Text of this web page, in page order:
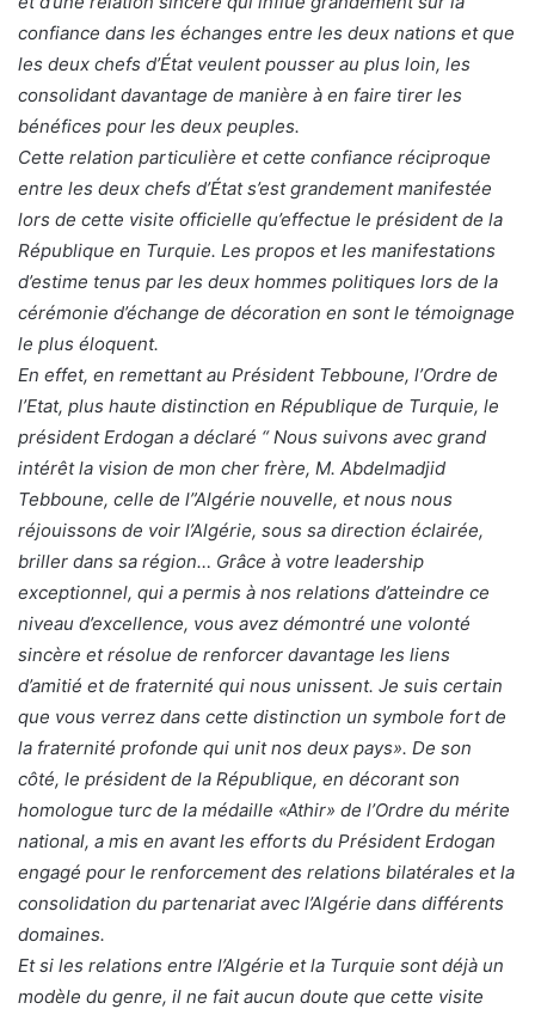
confiance dans les échanges entre les deux nations et que
les deux chefs d’État veulent pousser au plus loin, les
consolidant davantage de manière à en faire tirer les
bénéfices pour les deux peuples.
Cette relation particulière et cette confiance réciproque
entre les deux chefs d’État s’est grandement manifestée
lors de cette visite officielle qu’effectue le président de la
République en Turquie. Les propos et les manifestations
d’estime tenus par les deux hommes politiques lors de la
cérémonie d’échange de décoration en sont le témoignage
le plus éloquent.
En effet, en remettant au Président Tebboune, l’Ordre de
l’Etat, plus haute distinction en République de Turquie, le
président Erdogan a déclaré “ Nous suivons avec grand
intérêt la vision de mon cher frère, M. Abdelmadjid
Tebboune, celle de l”Algérie nouvelle, et nous nous
réjouissons de voir l’Algérie, sous sa direction éclairée,
briller dans sa région… Grâce à votre leadership
exceptionnel, qui a permis à nos relations d’atteindre ce
niveau d’excellence, vous avez démontré une volonté
sincère et résolue de renforcer davantage les liens
d’amitié et de fraternité qui nous unissent. Je suis certain
que vous verrez dans cette distinction un symbole fort de
la fraternité profonde qui unit nos deux pays». De son
côté, le président de la République, en décorant son
homologue turc de la médaille «Athir» de l’Ordre du mérite
national, a mis en avant les efforts du Président Erdogan
engagé pour le renforcement des relations bilatérales et la
consolidation du partenariat avec l’Algérie dans différents
domaines.
Et si les relations entre l’Algérie et la Turquie sont déjà un
modèle du genre, il ne fait aucun doute que cette visite